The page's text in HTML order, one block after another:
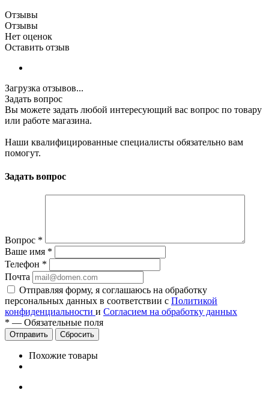
Отзывы
Отзывы
Нет оценок
Оставить отзыв
Загрузка отзывов...
Задать вопрос
Вы можете задать любой интересующий вас вопрос по товару
или работе магазина.
Наши квалифицированные специалисты обязательно вам
помогут.
Задать вопрос
Вопрос *
Ваше имя *
Телефон *
Почта
Отправляя форму, я соглашаюсь на обработку
персональных данных в соответствии с Политикой
конфиденциальности и Согласием на обработку данных
* — Обязательные поля
Сбросить
Похожие товары